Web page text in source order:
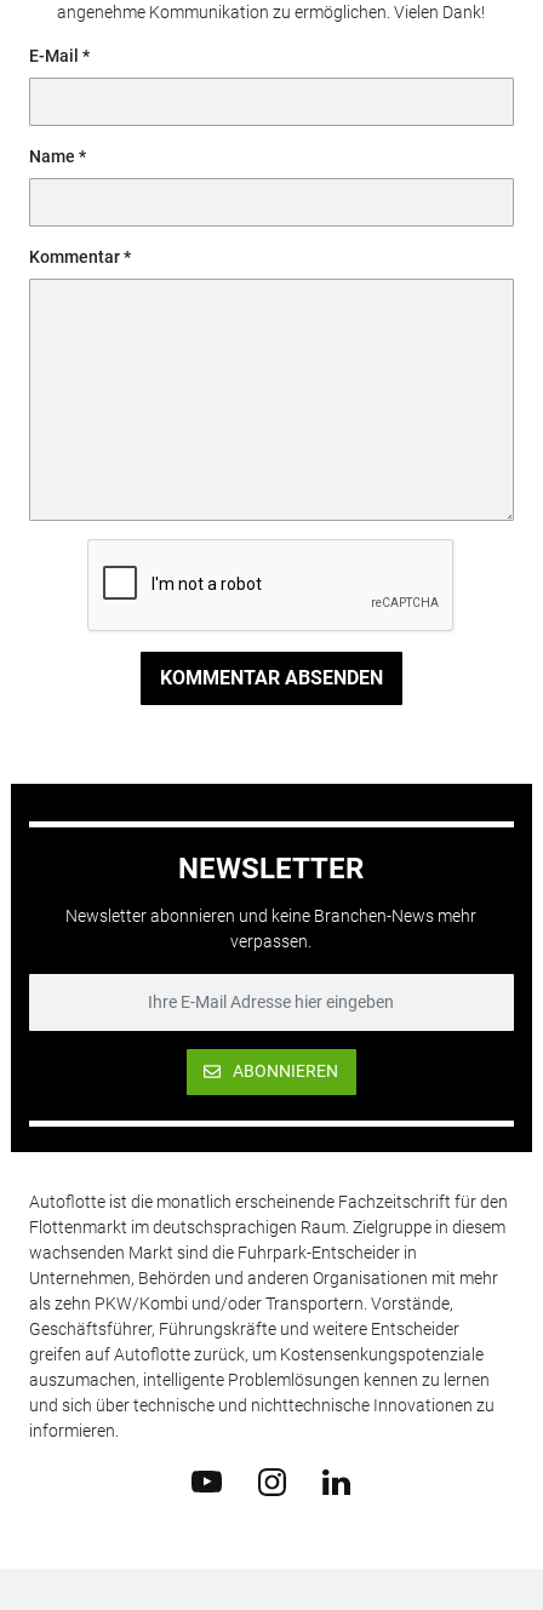
angenehme Kommunikation zu ermöglichen. Vielen Dank!
E-Mail
Name
Kommentar
KOMMENTAR ABSENDEN
NEWSLETTER
Newsletter abonnieren und keine Branchen-News mehr
verpassen.
ABONNIEREN
Autoflotte ist die monatlich erscheinende Fachzeitschrift für den
Flottenmarkt im deutschsprachigen Raum. Zielgruppe in diesem
wachsenden Markt sind die Fuhrpark-Entscheider in
Unternehmen, Behörden und anderen Organisationen mit mehr
als zehn PKW/Kombi und/oder Transportern. Vorstände,
Geschäftsführer, Führungskräfte und weitere Entscheider
greifen auf Autoflotte zurück, um Kostensenkungspotenziale
auszumachen, intelligente Problemlösungen kennen zu lernen
und sich über technische und nichttechnische Innovationen zu
informieren.